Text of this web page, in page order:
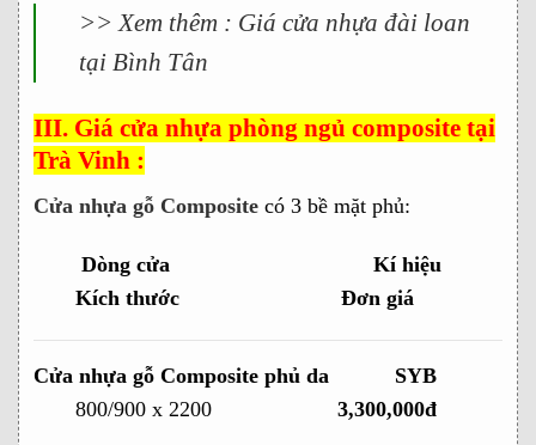
>> Xem thêm : Giá cửa nhựa đài loan
tại Bình Tân
III. Giá cửa nhựa phòng ngủ composite tại
Trà Vinh :
Cửa nhựa gỗ Composite có 3 bề mặt phủ:
Dòng cửa Kí hiệu
Kích thước Đơn giá
Cửa nhựa gỗ Composite phủ da
SYB
800/900 x 2200
3,300,000đ